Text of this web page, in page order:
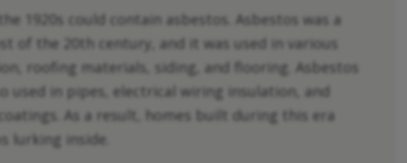
1920s could contain asbestos. Asbestos was a
of the 20th century, and it was used in various
roofing materials, siding, and flooring. Asbestos
used in pipes, electrical wiring insulation, and
As a result, homes built during this era
lurking inside.